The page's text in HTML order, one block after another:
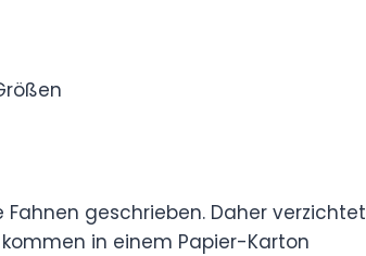
geschrieben. Daher verzichtet
in einem Papier-Karton